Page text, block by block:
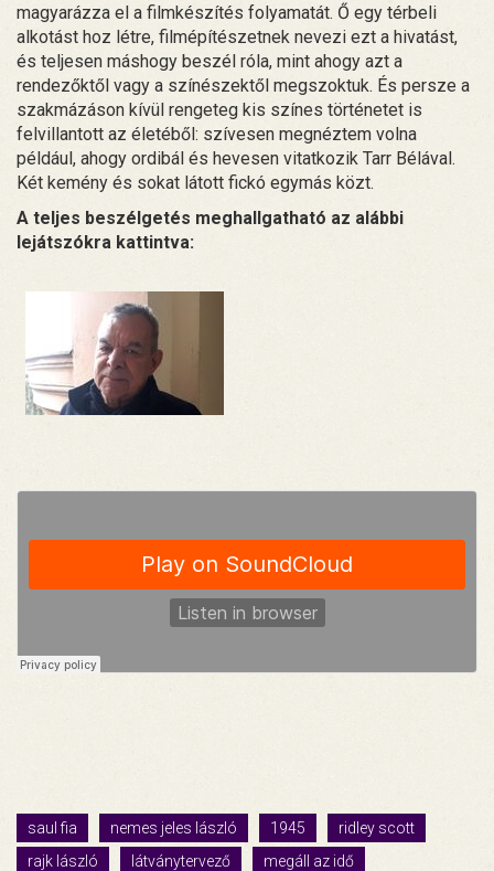
magyarázza el a filmkészítés folyamatát. Ő egy térbeli
alkotást hoz létre, filmépítészetnek nevezi ezt a hivatást,
és teljesen máshogy beszél róla, mint ahogy azt a
rendezőktől vagy a színészektől megszoktuk. És persze a
szakmázáson kívül rengeteg kis színes történetet is
felvillantott az életéből: szívesen megnéztem volna
például, ahogy ordibál és hevesen vitatkozik Tarr Bélával.
Két kemény és sokat látott fickó egymás közt.
A teljes beszélgetés meghallgatható az alábbi
lejátszókra kattintva:
saul fia nemes jeles lászló 1945
ridley scott
rajk lászló
látványtervező
megáll az idő